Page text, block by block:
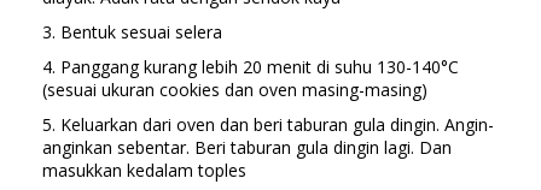
3. Bentuk sesuai selera
4. Panggang kurang lebih 20 menit di suhu 130-140°C
(sesuai ukuran cookies dan oven masing-masing)
5. Keluarkan dari oven dan beri taburan gula dingin. Angin-
anginkan sebentar. Beri taburan gula dingin lagi. Dan
masukkan kedalam toples